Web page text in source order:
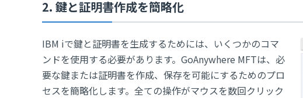
2. 鍵と証明書作成を簡略化
IBM iで鍵と証明書を生成するためには、いくつかのコマ
ンドを使用する必要があります。GoAnywhere MFTは、必
要な鍵または証明書を作成、保存を可能にするためのプロ
セスを簡略化します。全ての操作がマウスを数回クリック